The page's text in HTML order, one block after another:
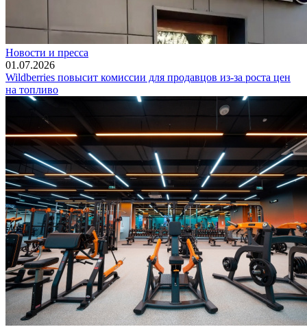
Новости и пресса
01.07.2026
Wildberries повысит комиссии для продавцов из-за роста цен
на топливо